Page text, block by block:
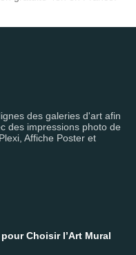
des galeries d'art afin
des impressions photo de
Affiche Poster et
Choisir l’Art Mural